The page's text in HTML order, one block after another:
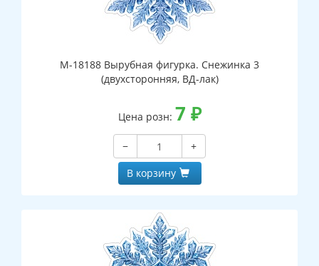
М-18188 Вырубная фигурка. Снежинка 3
(двухсторонняя, ВД-лак)
Цена розн: 7 ₽
−
+
В корзину